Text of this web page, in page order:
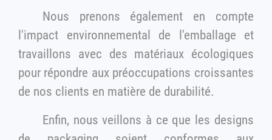
Nous prenons également en compte
l'impact environnemental de l'emballage et
travaillons avec des matériaux écologiques
pour répondre aux préoccupations croissantes
de nos clients en matière de durabilité.
Enfin, nous veillons à ce que les designs